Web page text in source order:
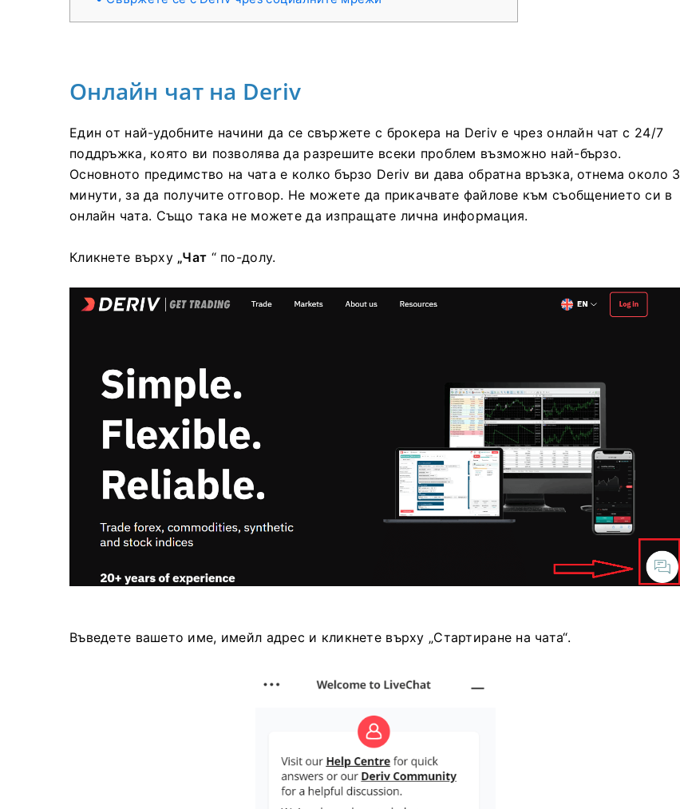
Онлайн чат на Deriv
Един от най-удобните начини да се свържете с брокера на Deriv е чрез онлайн чат с 24/7
поддръжка, която ви позволява да разрешите всеки проблем възможно най-бързо.
Основното предимство на чата е колко бързо Deriv ви дава обратна връзка, отнема около 3
минути, за да получите отговор. Не можете да прикачвате файлове към съобщението си в
онлайн чата. Също така не можете да изпращате лична информация.
Кликнете върху „Чат “ по-долу.
Въведете вашето име, имейл адрес и кликнете върху „Стартиране на чата“.